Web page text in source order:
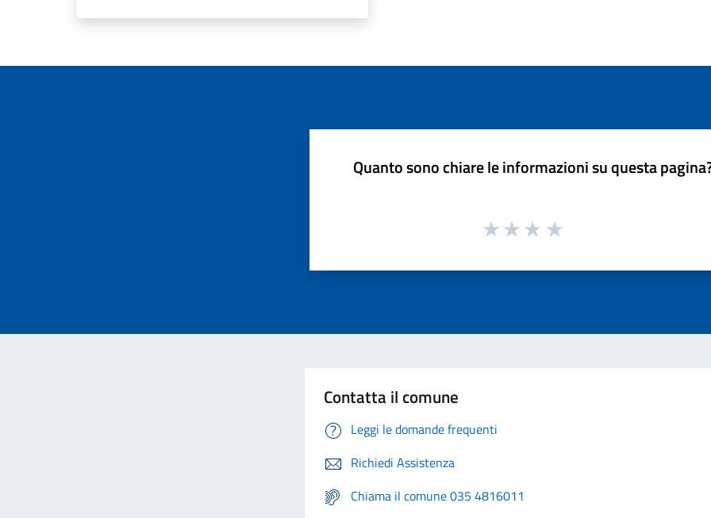
Quanto sono chiare le informazioni su questa
Contatta il comune
Leggi le domande frequenti
Richiedi Assistenza
Chiama il comune 035 4816011